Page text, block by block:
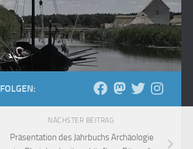
FOLGEN:
NÄCHSTER BEITRAG
Präsentation des Jahrbuchs Archäologie